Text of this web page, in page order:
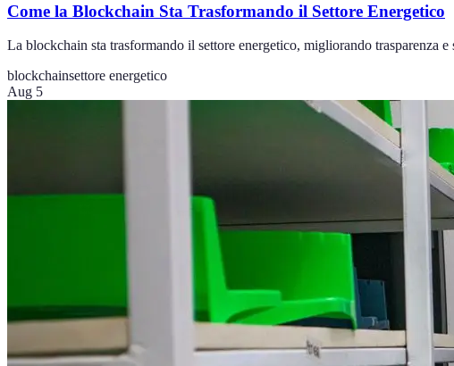
Come la Blockchain Sta Trasformando il Settore Energetico
La blockchain sta trasformando il settore energetico, migliorando trasparenza
blockchainsettore energetico
Aug 5